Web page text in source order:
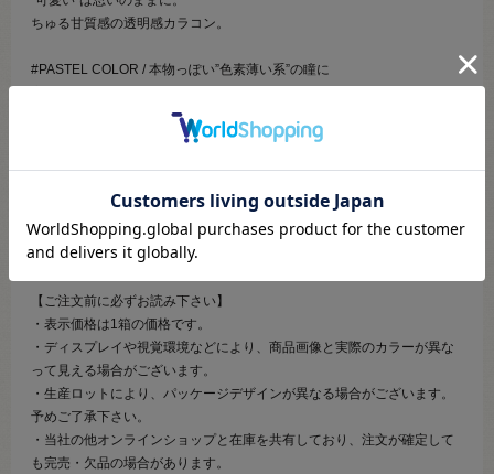
ちゅる甘質感の透明感カラコン。
#PASTEL COLOR / 本物っぽい”色素薄い系”の瞳に
２色のカラーが混ざり合い“鮮やか＆透明感”のある瞳に。
黒目を強調しながら瞳にほんのりニュアンスカラーをプラス。
まるで“本物のハーフ瞳”のような発色と透明感を叶えるレンズです。
【ご注文前に必ずお読み下さい】
・表示価格は1箱の価格です。
・ディスプレイや視覚環境などにより、商品画像と実際のカラーが異な
って見える場合がございます。
・生産ロットにより、パッケージデザインが異なる場合がございます。
予めご了承下さい。
・当社の他オンラインショップと在庫を共有しており、注文が確定して
も完売・欠品の場合があります。